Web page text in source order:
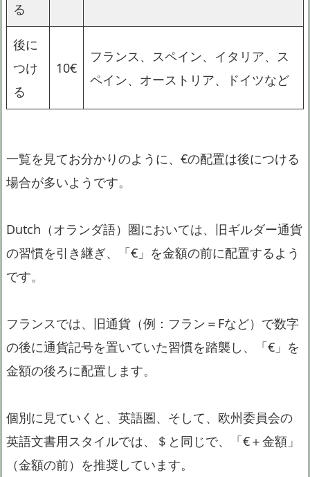
る
後に
つけ
る
10€
フランス、スペイン、イタリア、ス
ペイン、オーストリア、ドイツなど
一覧を見てお分かりのように、€の配置は後につける
場合が多いようです。
Dutch（オランダ語）圏においては、旧ギルダー通貨
の習慣を引き継ぎ、「€」を金額の前に配置するよう
です。
フランスでは、旧通貨（例：フラン＝Fなど）で数字
の後に通貨記号を置いていた習慣を踏襲し、「€」を
金額の後ろに配置します。
個別に見ていくと、英語圏、そして、欧州委員会の
英語文書用スタイルでは、＄と同じで、「€＋金額」
（金額の前）を推奨しています。